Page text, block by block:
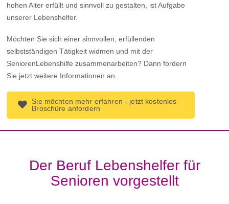
hohen Alter erfüllt und sinnvoll zu gestalten, ist Aufgabe
unserer Lebenshelfer.
Möchten Sie sich einer sinnvollen, erfüllenden
selbstständigen Tätigkeit widmen und mit der
SeniorenLebenshilfe zusammenarbeiten? Dann fordern
Sie jetzt weitere Informationen an.
Sie möchten mehr erfahren - jetzt kostenlos
Broschüre anfordern
Der Beruf Lebenshelfer für
Senioren vorgestellt